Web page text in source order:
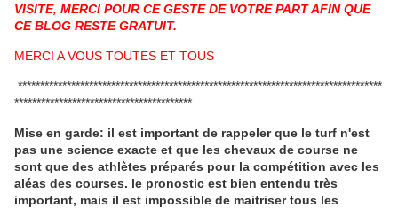
VISITE, MERCI POUR CE GESTE DE VOTRE PART AFIN QUE
CE BLOG RESTE GRATUIT.
MERCI A VOUS TOUTES ET TOUS
**********************************************************************************
****************************************
Mise en garde: il est important de rappeler que le turf n'est
pas une science exacte et que les chevaux de course ne
sont que des athlètes préparés pour la compétition avec les
aléas des courses. le pronostic est bien entendu très
important, mais il est impossible de maitriser tous les